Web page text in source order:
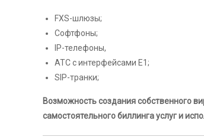
FXS-шлюзы;
Софтфоны;
IP-телефоны,
АТС с интерфейсами Е1;
SIP-транки;
Возможность создания собственного
самостоятельного биллинга услуг и